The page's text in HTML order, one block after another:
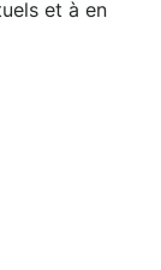
et à en